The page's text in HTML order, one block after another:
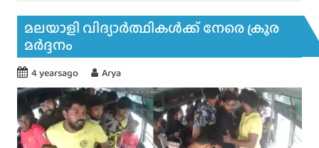
മലയാളി വിദ്യാർത്ഥികൾക്ക് നേരെ ക്രൂര
മർദ്ദനം
4 yearsago Arya